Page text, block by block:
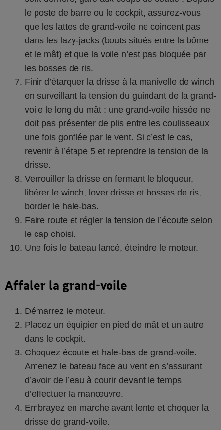
le poste de barre ou le cockpit, assurez-vous
que les lattes de grand-voile ne coincent pas
dans les lazy-jacks (bouts situés entre la bôme
et le mât) et que la voile n’est pas bloquée par
les bosses de ris.
Finir d’étarquer la drisse à la manivelle de winch
en surveillant la tension du guindant de la grand-
voile le long du mât : une grand-voile hissée ne
doit pas présenter de plis entre les coulisseaux
une fois gonflée par le vent. Si c’est le cas,
revenir à l’étape 5 et reprendre la tension de la
drisse.
Verrouiller la drisse en fermant le bloqueur,
libérer le winch, lover drisse et bosses de ris,
border le hale-bas.
Faire route et régler la tension de l’écoute selon
le cap choisi.
Une fois le bateau lancé, éteindre le moteur.
Affaler la grand-voile
Démarrez le moteur.
Placez un équipier en pied de mât et un autre
dans le cockpit.
Choquez écoute et hale-bas de grand-voile.
Amenez le bateau face au vent en s’assurant
d’avoir de l’eau à courir devant le temps
d’effectuer la manœuvre.
Embrayez en marche avant lente et choquer la
drisse de grand-voile.